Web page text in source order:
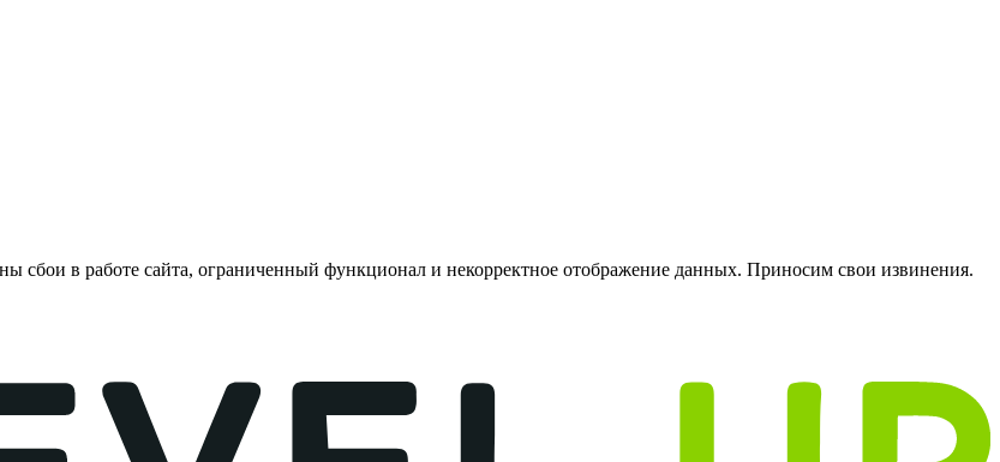
сбои в работе сайта, ограниченный функционал и некорректное отображение данных. Приносим свои извинения.